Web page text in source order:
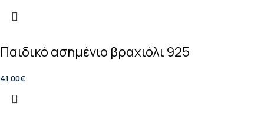
Παιδικό ασημένιο βραχιόλι 925
41,00€